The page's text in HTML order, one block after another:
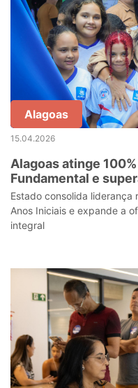
Alagoas
15.04.2026
Alagoas atinge
Fundamental e
Estado consolida liderança
Anos Iniciais e expande a
integral